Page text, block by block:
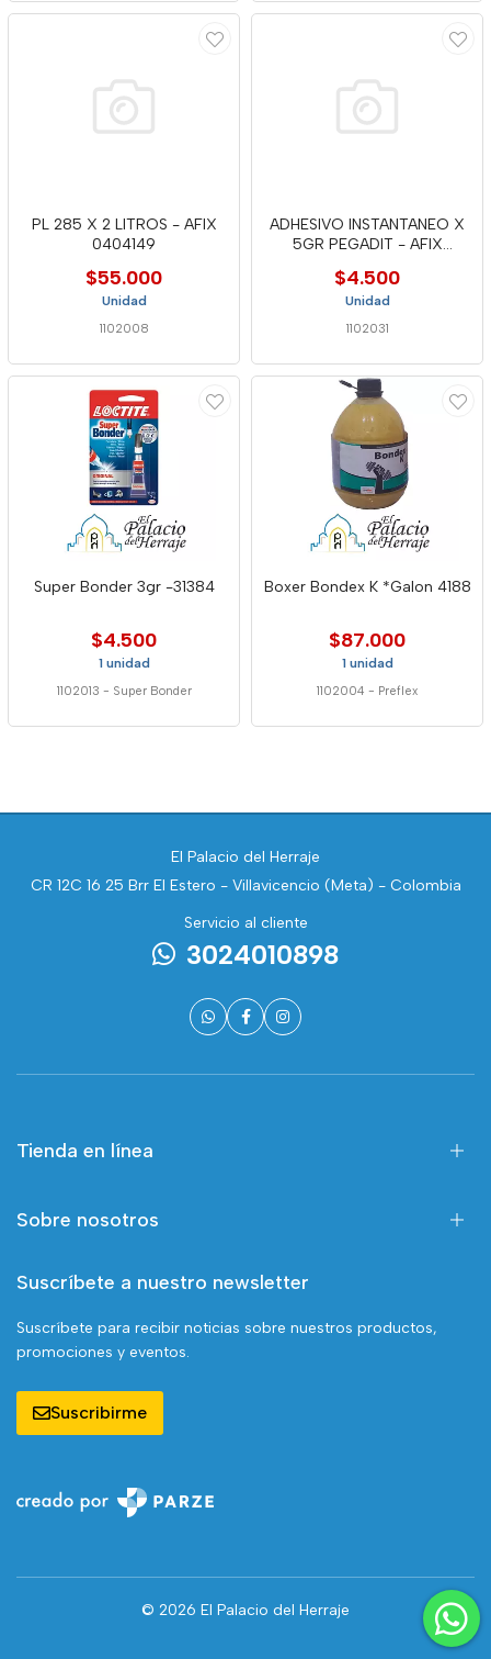
PL 285 X 2 LITROS - AFIX
0404149
$55.000
Unidad
1102008
ADHESIVO INSTANTANEO X
5GR PEGADIT - AFIX
$4.500
Unidad
1102031
Super Bonder 3gr -31384
$4.500
1 unidad
1102013 - Super Bonder
Boxer Bondex K *Galon 4188
$87.000
1 unidad
1102004 - Preflex
El Palacio del Herraje
CR 12C 16 25 Brr El Estero - Villavicencio (Meta) - Colombia
Servicio al cliente
3024010898
Tienda en línea
Sobre nosotros
Suscríbete a nuestro newsletter
Suscríbete para recibir noticias sobre nuestros productos,
promociones y eventos.
Suscribirme
© 2026 El Palacio del Herraje